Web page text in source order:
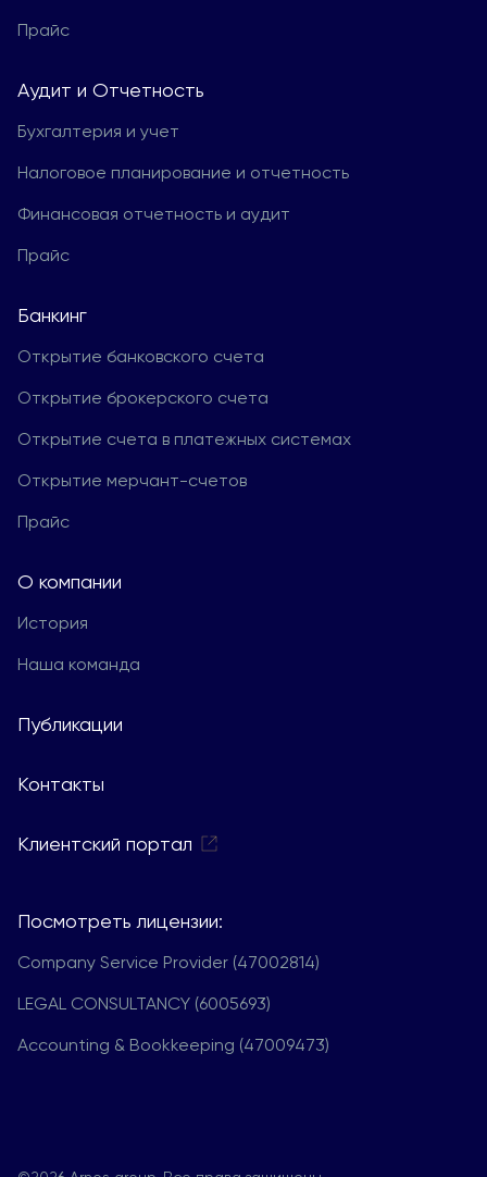
Прайс
Aудит и Отчетность
Бухгалтерия и учет
Налоговое планирование и отчетность
Финансовая отчетность и аудит
Прайс
Банкинг
Открытие банковского счета
Открытие брокерского счета
Открытие счета в платежных системах
Открытие мерчант-счетов
Прайс
О компании
История
Наша команда
Публикации
Контакты
Клиентский портал
Посмотреть лицензии:
Company Service Provider (47002814)
LEGAL CONSULTANCY (6005693)
Accounting & Bookkeeping (47009473)